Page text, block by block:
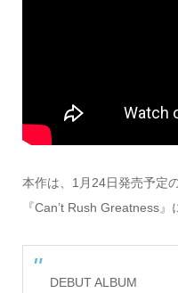
本作は、1月24日発売予定
『Can’t Rush Greatness
DEBUT ALBUM